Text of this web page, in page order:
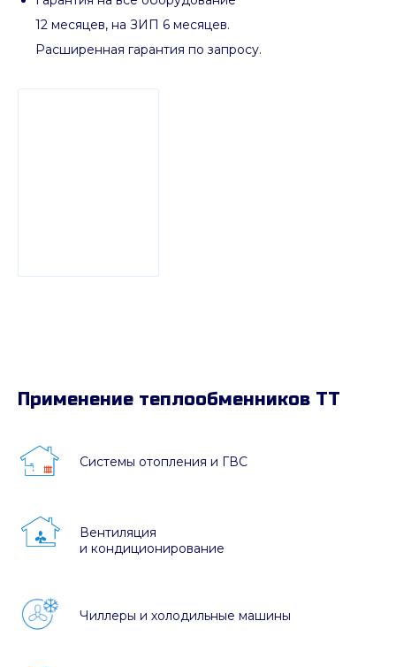
12 месяцев, на ЗИП 6 месяцев.
Расширенная гарантия по запросу.
Применение теплообменников ТТ
Системы отопления и ГВС
Вентиляция
и кондиционирование
Чиллеры и холодильные машины